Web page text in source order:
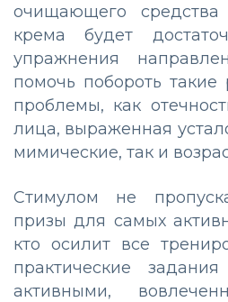
очищающего
крема будет
упражнения
помочь побороть такие
проблемы, как
лица, выраженная
мимические, так и
Стимулом не
призы для самых
кто осилит все
практические
активными,